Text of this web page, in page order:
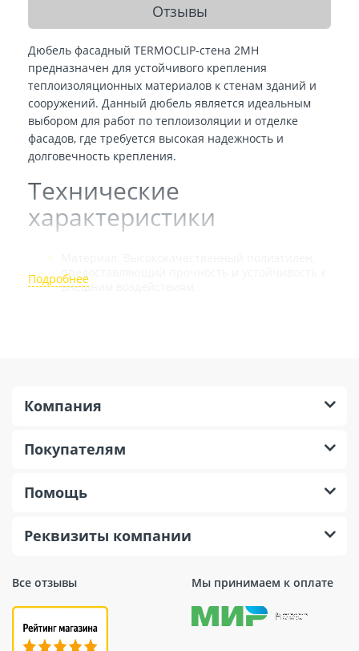
Отзывы
Дюбель фасадный TERMOCLIP-стена 2MH
предназначен для устойчивого крепления
теплоизоляционных материалов к стенам зданий и
сооружений. Данный дюбель является идеальным
выбором для работ по теплоизоляции и отделке
фасадов, где требуется высокая надежность и
долговечность крепления.
Технические
характеристики
предоставляющий прочность и устойчивость к
внешним воздействиям.
Диаметр отверстия: 8 мм — стандартный
Диаметр тарельчатого элемента: 60 мм,
теплоизоляционного материала.
на основаниях из бетона или кирпича.
экономически выгодной при выполнении
объемных работ.
Толщина прикрепляемого материала: До 100
мм, это позволяет использовать дюбель для
Все отзывы Мы принимаем к оплате
Компания
Покупателям
Помощь
Реквизиты компании